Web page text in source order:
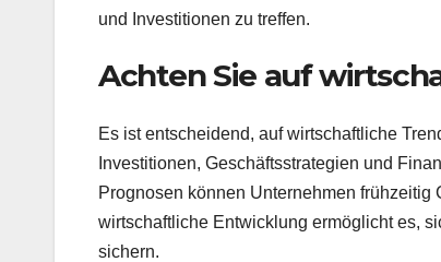
und Investitionen zu treffen.
Achten Sie auf
Es ist entscheidend, auf wirtschaftliche
Investitionen, Geschäftsstrategien und
Prognosen können Unternehmen
wirtschaftliche Entwicklung ermöglicht es,
sichern.